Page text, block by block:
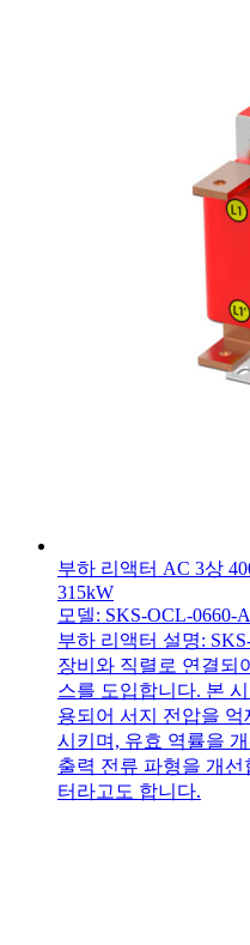
부하 리액터 AC 3상
315kW
모델: SKS-OCL-0660-
부하 리액터 설명:
장비와 직렬로 연결되
스를 도입합니다. 본
용되어 서지 전압을
시키며, 유효 역률을
출력 전류 파형을 개
터라고도 합니다.